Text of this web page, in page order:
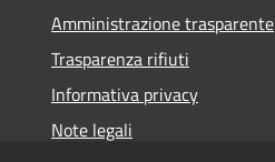
Amministrazione trasparente
Trasparenza rifiuti
Informativa privacy
Note legali